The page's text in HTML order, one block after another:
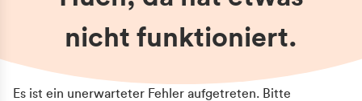
nicht funktioniert.
Es ist ein unerwarteter Fehler aufgetreten. Bitte